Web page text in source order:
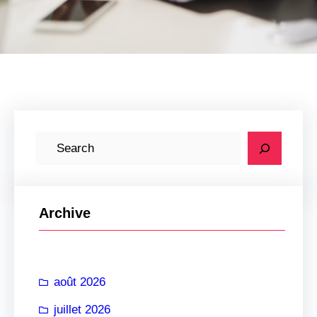
h
e
Archive
août 2026
juillet 2026